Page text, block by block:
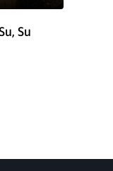
Su